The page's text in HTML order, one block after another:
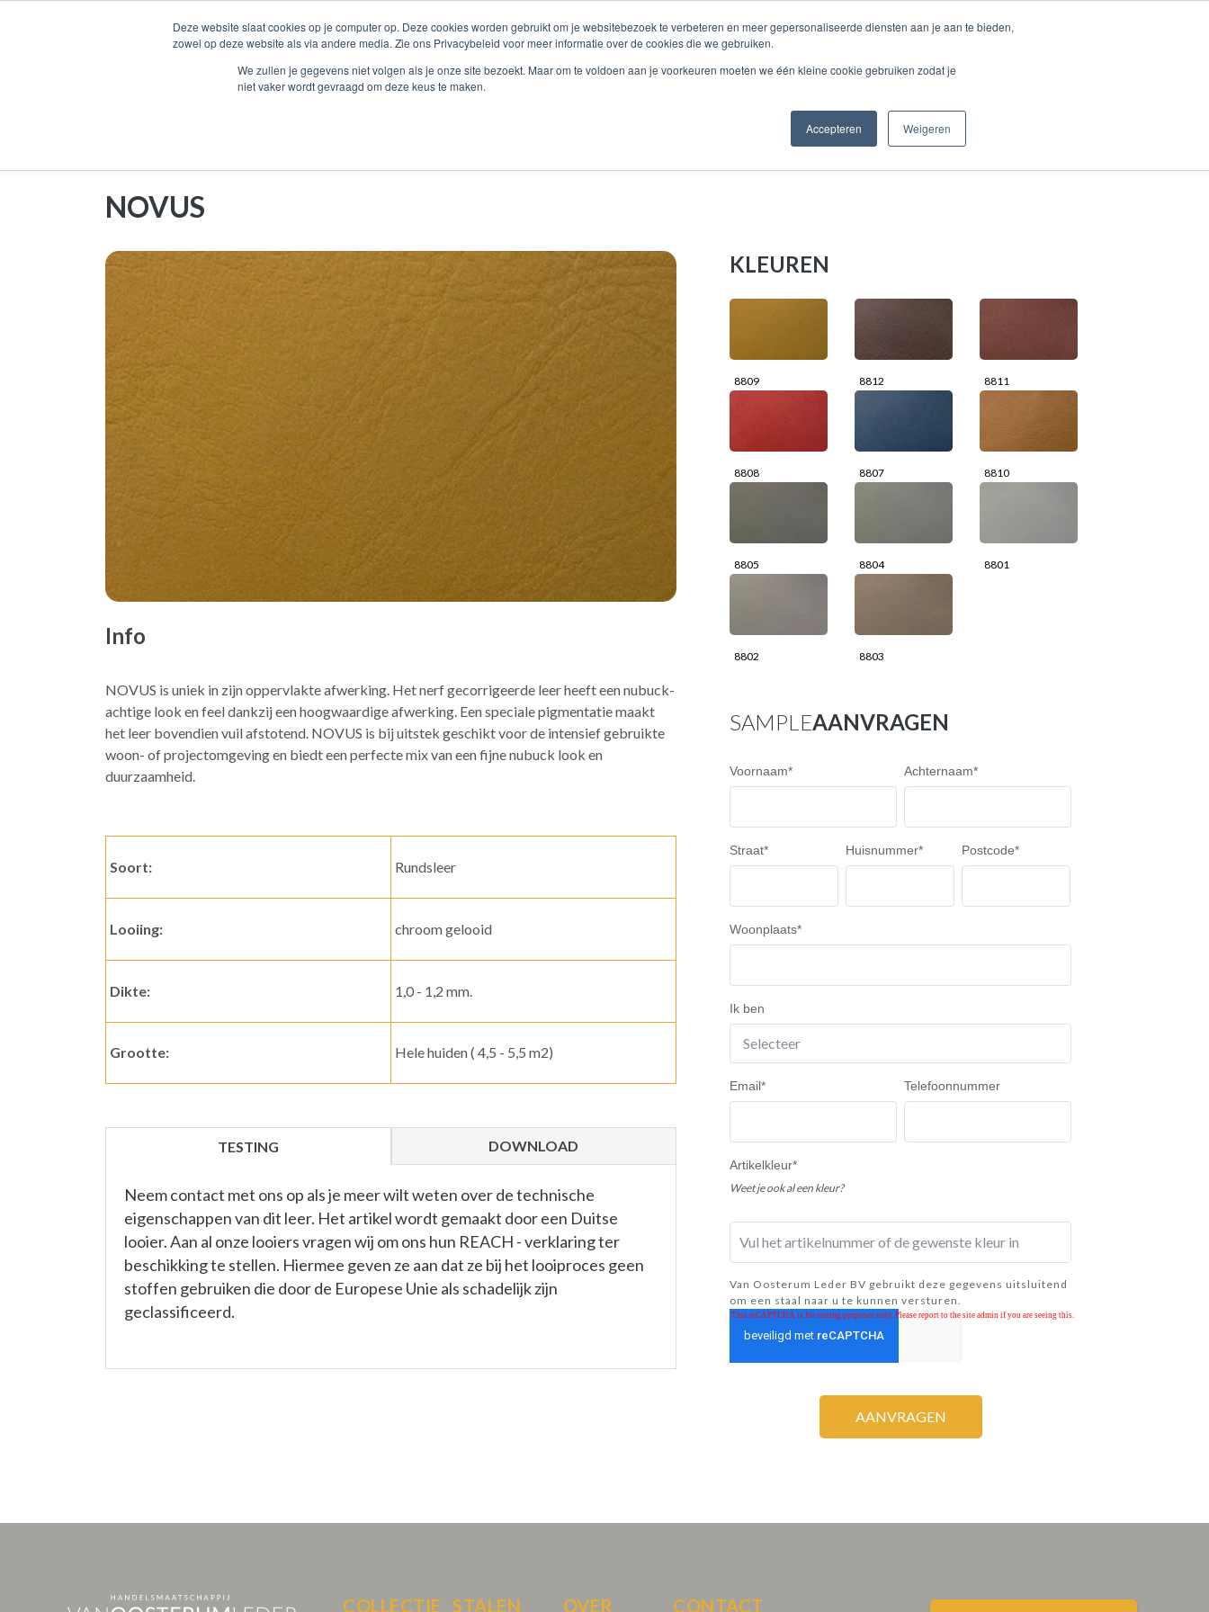
Deze website slaat cookies op je computer op. Deze cookies worden gebruikt om je websitebezoek te verbeteren en meer gepersonaliseerde diensten aan je aan te bieden,
zowel op deze website als via andere media. Zie ons Privacybeleid voor meer informatie over de cookies die we gebruiken.
We zullen je gegevens niet volgen als je onze site bezoekt. Maar om te voldoen aan je voorkeuren moeten we één kleine cookie gebruiken zodat je
niet vaker wordt gevraagd om deze keus te maken.
Accepteren Weigeren
ORTHOPEDIE CATALOGUS OVER... STALEN CONTACT WEBSHOP
NOVUS
Info
NOVUS is uniek in zijn oppervlakte afwerking. Het nerf gecorrigeerde leer heeft een nubuck-
achtige look en feel dankzij een hoogwaardige afwerking. Een speciale pigmentatie maakt
het leer bovendien vuil afstotend. NOVUS is bij uitstek geschikt voor de intensief gebruikte
woon- of projectomgeving en biedt een perfecte mix van een fijne nubuck look en
duurzaamheid.
Soort: Rundsleer
Looiing: chroom gelooid
Dikte: 1,0 - 1,2 mm.
Grootte: Hele huiden ( 4,5 - 5,5 m2)
TESTING DOWNLOAD
Neem contact met ons op als je meer wilt weten over de technische
eigenschappen van dit leer. Het artikel wordt gemaakt door een Duitse
looier. Aan al onze looiers vragen wij om ons hun REACH - verklaring ter
beschikking te stellen. Hiermee geven ze aan dat ze bij het looiproces geen
stoffen gebruiken die door de Europese Unie als schadelijk zijn
geclassificeerd.
KLEUREN
8809 8812 8811
8808 8807 8810
8805 8804 8801
8802 8803
SAMPLEAANVRAGEN
Voornaam* Achternaam*
Straat* Huisnummer* Postcode*
Woonplaats*
Ik ben
Email* Telefoonnummer
Artikelkleur*
Weet je ook al een kleur?
Van Oosterum Leder BV gebruikt deze gegevens uitsluitend
om een staal naar u te kunnen versturen.
COLLECTIE STALEN OVER CONTACT